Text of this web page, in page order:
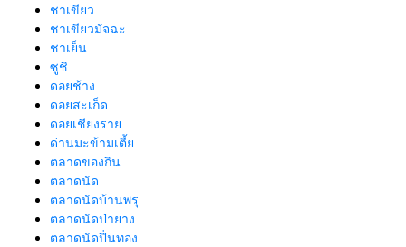
ชาเขียว
ชาเขียวมัจฉะ
ชาเย็น
ซูชิ
ดอยช้าง
ดอยสะเก็ด
ดอยเชียงราย
ด่านมะข้ามเตี้ย
ตลาดของกิน
ตลาดนัด
ตลาดนัดบ้านพรุ
ตลาดนัดป่ายาง
ตลาดนัดปิ่นทอง